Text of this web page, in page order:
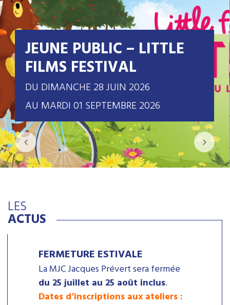
LA RADIO LA MJC LES LIEUX
JEUNE PUBLIC – LITTLE
FILMS FESTIVAL
DU DIMANCHE 28 JUIN 2026
AU MARDI 01 SEPTEMBRE 2026
LES
ACTUS
FERMETURE ESTIVALE
La MJC Jacques Prévert sera fermée
du 25 juillet au 25 août inclus.
Dates d’inscriptions aux ateliers :